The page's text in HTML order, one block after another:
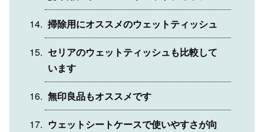
掃除用にオススメのウェットティッシュ
セリアのウェットティッシュも比較して
います
無印良品もオススメです
ウェットシートケースで使いやすさが向